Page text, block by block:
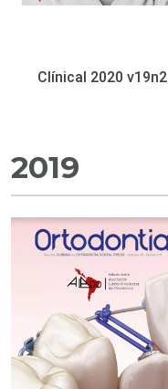
Clínical 2020 v19n2
2019